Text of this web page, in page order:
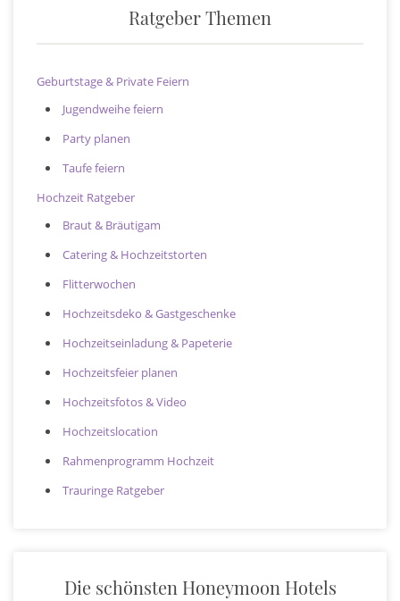
Ratgeber Themen
Geburtstage & Private Feiern
Jugendweihe feiern
Party planen
Taufe feiern
Hochzeit Ratgeber
Braut & Bräutigam
Catering & Hochzeitstorten
Flitterwochen
Hochzeitsdeko & Gastgeschenke
Hochzeitseinladung & Papeterie
Hochzeitsfeier planen
Hochzeitsfotos & Video
Hochzeitslocation
Rahmenprogramm Hochzeit
Trauringe Ratgeber
Die schönsten Honeymoon Hotels